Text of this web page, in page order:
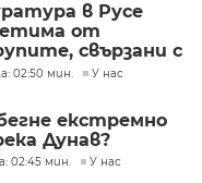
в Русе
от
свързани с
за
02:50 мин. У нас
екстремно
Дунав?
02:45 мин. У нас